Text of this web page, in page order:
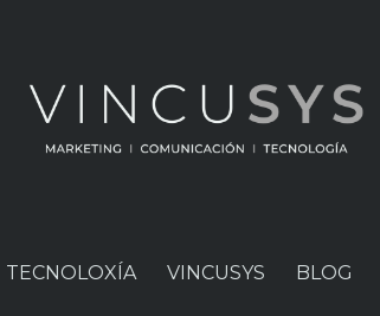
TECNOLOXÍA VINCUSYS BLOG